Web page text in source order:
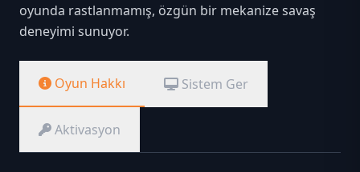
oyunda rastlanmamış, özgün bir mekanize savaş
deneyimi sunuyor.
Oyun Hakkı Sistem Ger
Aktivasyon